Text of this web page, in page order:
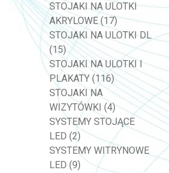
STOJAKI NA ULOTKI
AKRYLOWE (17)
STOJAKI NA ULOTKI DL
(15)
STOJAKI NA ULOTKI I
PLAKATY (116)
STOJAKI NA
WIZYTÓWKI (4)
SYSTEMY STOJĄCE
LED (2)
SYSTEMY WITRYNOWE
LED (9)